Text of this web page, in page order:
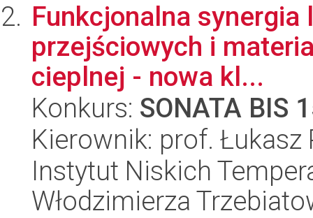
Funkcjonalna
przejściowych i
cieplnej - nowa kl...
Konkurs: SONATA BIS
Kierownik: prof. Łukasz
Instytut Niskich
Włodzimierza